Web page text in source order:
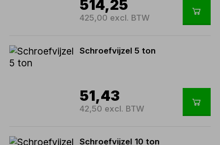
514,25
425,00 excl. BTW
Schroefvijzel 5 ton
51,43
42,50 excl. BTW
Schroefvijzel 10 ton